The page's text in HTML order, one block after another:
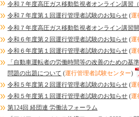
令和７年度高圧ガス移動監視者オンライン講習
令和７年度第１回運行管理者試験のお知らせ (運
令和７年度高圧ガス移動監視者オンライン講習
令和６年度第２回運行管理者試験のお知らせ (運
令和６年度第１回運行管理者試験のお知らせ (運
「自動車運転者の労働時間等の改善のための
問題の出題について (運行管理者試験センター)
令和５年度第２回運行管理者試験のお知らせ (運
令和５年度第１回運行管理者試験のお知らせ (運
第124回 経団連 労働法フォーラム